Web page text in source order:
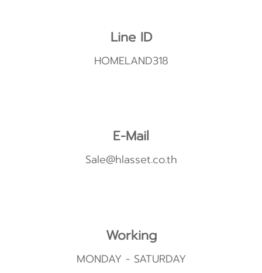
Line ID
HOMELAND318
E-Mail
Sale@hlasset.co.th
Working
MONDAY - SATURDAY